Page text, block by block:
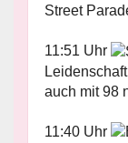
Street
11:51 Uhr
auch mit 98
11:40 Uhr